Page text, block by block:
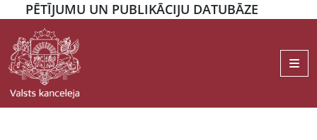
PĒTĪJUMU UN PUBLIKĀCIJU DATUBĀZE